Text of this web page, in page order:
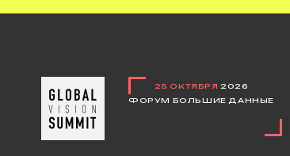
25 ОКТЯБРЯ 2026
ФОРУМ БОЛЬШИЕ ДАННЫЕ